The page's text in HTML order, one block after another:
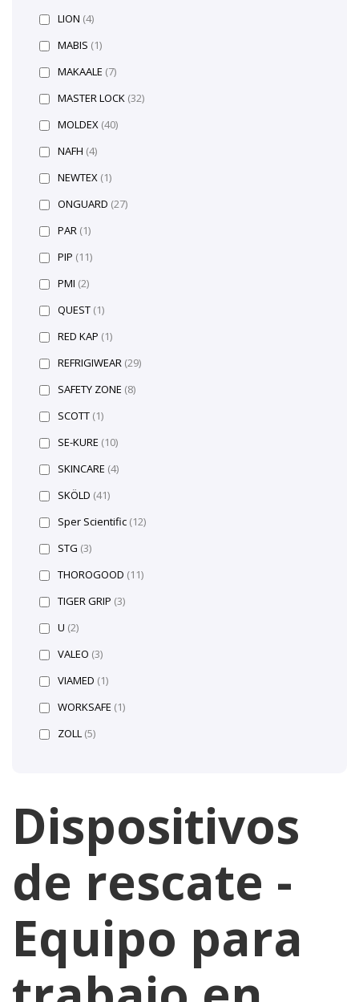
Dispositivos
de rescate -
Equipo para
LION (4)
MABIS (1)
MAKAALE (7)
MASTER LOCK (32)
MOLDEX (40)
NAFH (4)
NEWTEX (1)
ONGUARD (27)
PAR (1)
PIP (11)
PMI (2)
QUEST (1)
RED KAP (1)
REFRIGIWEAR (29)
SAFETY ZONE (8)
SCOTT (1)
SE-KURE (10)
SKINCARE (4)
SKÖLD (41)
Sper Scientific (12)
STG (3)
THOROGOOD (11)
TIGER GRIP (3)
U (2)
VALEO (3)
VIAMED (1)
WORKSAFE (1)
ZOLL (5)